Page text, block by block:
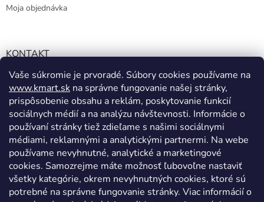
Vaše súkromie je prvoradé. Súbory cookies používame na
www.kmart.sk na správne fungovanie našej stránky,
prispôsobenie obsahu a reklám, poskytovanie funkcií
sociálnych médií a na analýzu návštevnosti. Informácie o
používaní stránky tiež zdieľame s našimi sociálnymi
médiami, reklamnými a analytickými partnermi. Na webe
používame nevyhnutné, analytické a marketingové
cookies. Samozrejme máte možnosť ľubovoľne nastaviť
všetky kategórie, okrem nevyhnutných cookies, ktoré sú
potrebné na správne fungovanie stránky. Viac informácií o
Moja objednávka
KONTAKT
info@kmart.sk
+421 947 979 193
+421 947 979 193
facebook.com/Kolieramarket